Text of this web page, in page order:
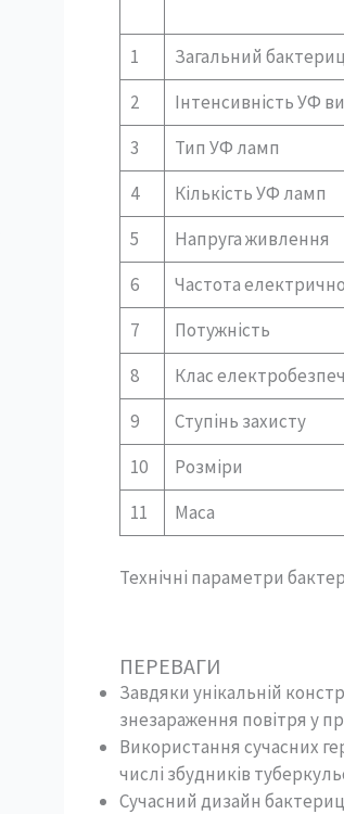
1
Загальний
2
Інтенсивність УФ
3
Тип УФ ламп
4
Кількість УФ ламп
5
Напруга живлення
6
Частота
7
Потужність
8
Клас
9
Ступінь захисту
10
Розміри
11
Маса
Технічні параметри
ПЕРЕВАГИ
Завдяки унікальній
знезараження повітря у
Використання сучасних
числі збудників
Сучасний дизайн